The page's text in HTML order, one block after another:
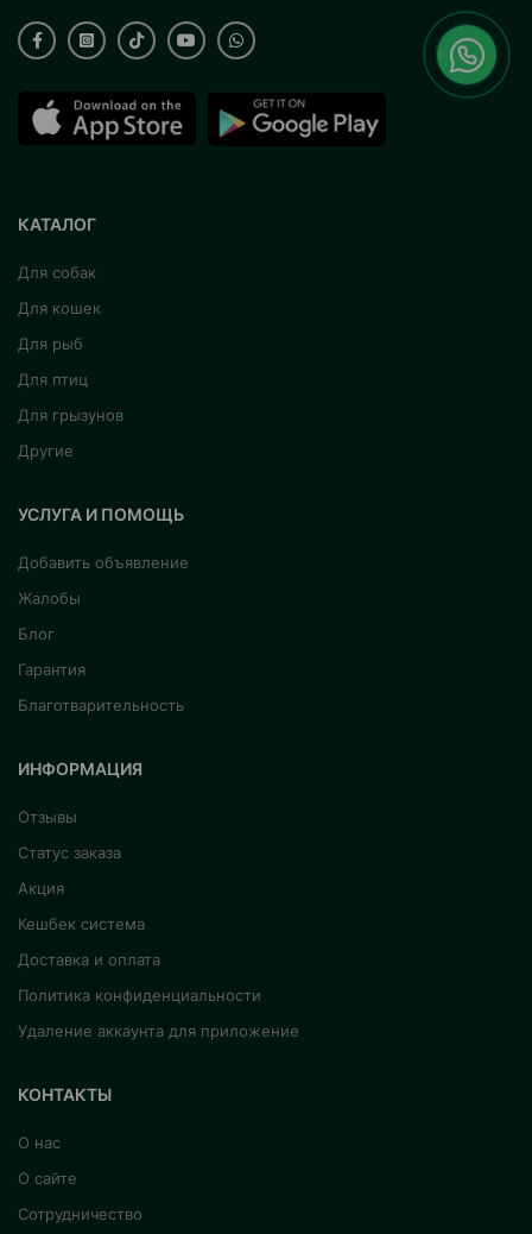
КАТАЛОГ
Для собак
Для кошек
Для рыб
Для птиц
Для грызунов
Другие
УСЛУГА И ПОМОЩЬ
Добавить объявление
Жалобы
Блог
Гарантия
Благотварительность
ИНФОРМАЦИЯ
Отзывы
Статус заказа
Акция
Кешбек система
Доставка и оплата
Политика конфиденциальности
Удаление аккаунта для приложение
КОНТАКТЫ
О нас
О сайте
Сотрудничество